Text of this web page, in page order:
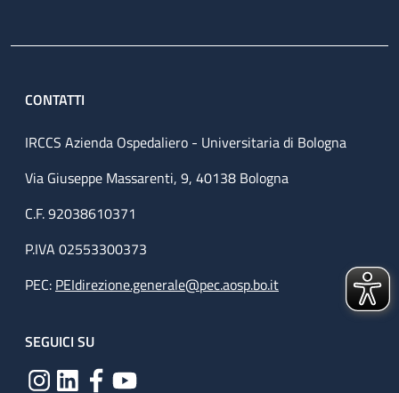
CONTATTI
IRCCS Azienda Ospedaliero - Universitaria di Bologna
Via Giuseppe Massarenti, 9, 40138 Bologna
C.F. 92038610371
P.IVA 02553300373
PEC: PEIdirezione.generale@pec.aosp.bo.it
SEGUICI SU